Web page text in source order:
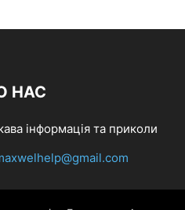
НАС
інформація та приколи